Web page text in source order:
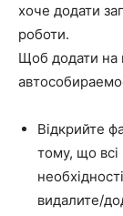
хоче додати
роботи.
Щоб додати на
Відкрийте
тому, що
видалите/